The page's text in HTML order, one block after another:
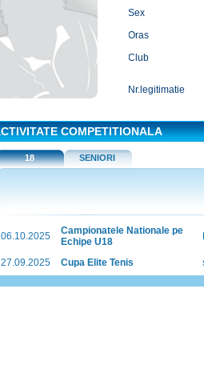
Sex
Oras
Club
Nr.legitimatie
COMPETITIONALA
18 SENIORI
06.10.2025
Campionatele Nationale pe
Echipe U18
27.09.2025 Cupa Elite Tenis